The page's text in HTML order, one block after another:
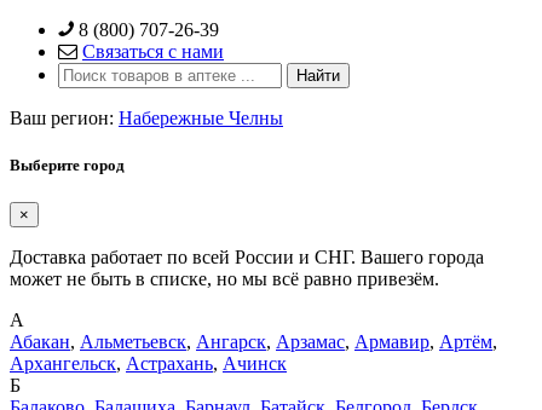
Skip
content
8 (800) 707-26-39
Связаться с нами
Ваш регион: Набережные Челны
Выберите город
×
Доставка работает по всей России и СНГ. Вашего города
может не быть в списке, но мы всё равно привезём.
А
Абакан, Альметьевск, Ангарск, Арзамас, Армавир, Артём,
Архангельск, Астрахань, Ачинск
Б